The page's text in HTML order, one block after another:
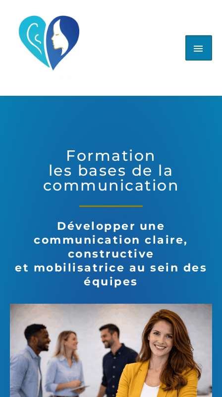
contenu
Formation
les bases de la
communication
Développer une
communication claire,
constructive
et mobilisatrice au sein des
équipes